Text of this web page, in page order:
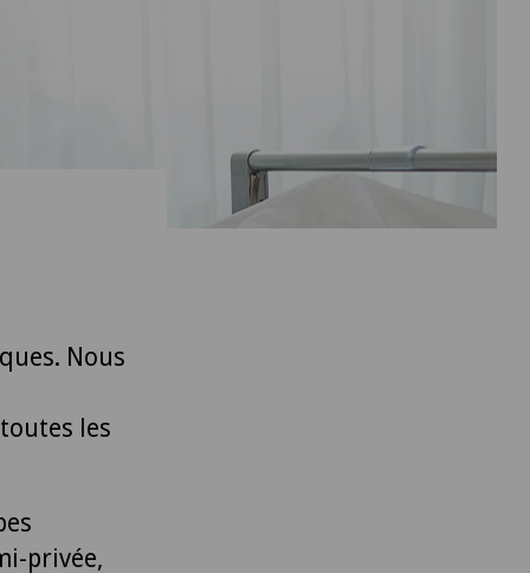
Nous
les
privée,